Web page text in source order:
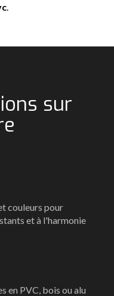
sur
couleurs pour
et à l'harmonie
en PVC, bois ou alu